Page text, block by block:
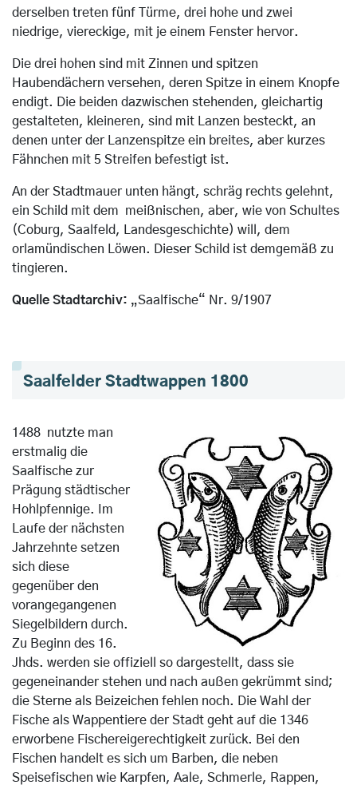
derselben treten fünf Türme, drei hohe und zwei
niedrige, viereckige, mit je einem Fenster hervor.
Die drei hohen sind mit Zinnen und spitzen
Haubendächern versehen, deren Spitze in einem Knopfe
endigt. Die beiden dazwischen stehenden, gleichartig
gestalteten, kleineren, sind mit Lanzen besteckt, an
denen unter der Lanzenspitze ein breites, aber kurzes
Fähnchen mit 5 Streifen befestigt ist.
An der Stadtmauer unten hängt, schräg rechts gelehnt,
ein Schild mit dem meißnischen, aber, wie von Schultes
(Coburg, Saalfeld, Landesgeschichte) will, dem
orlamündischen Löwen. Dieser Schild ist demgemäß zu
tingieren.
Quelle Stadtarchiv: „Saalfische“ Nr. 9/1907
Saalfelder Stadtwappen 1800
1488 nutzte man
erstmalig die
Saalfische zur
Prägung städtischer
Hohlpfennige. Im
Laufe der nächsten
Jahrzehnte setzen
sich diese
gegenüber den
vorangegangenen
Siegelbildern durch.
Zu Beginn des 16.
Jhds. werden sie offiziell so dargestellt, dass sie
gegeneinander stehen und nach außen gekrümmt sind;
die Sterne als Beizeichen fehlen noch. Die Wahl der
Fische als Wappentiere der Stadt geht auf die 1346
erworbene Fischereigerechtigkeit zurück. Bei den
Fischen handelt es sich um Barben, die neben
Speisefischen wie Karpfen, Aale, Schmerle, Rappen,